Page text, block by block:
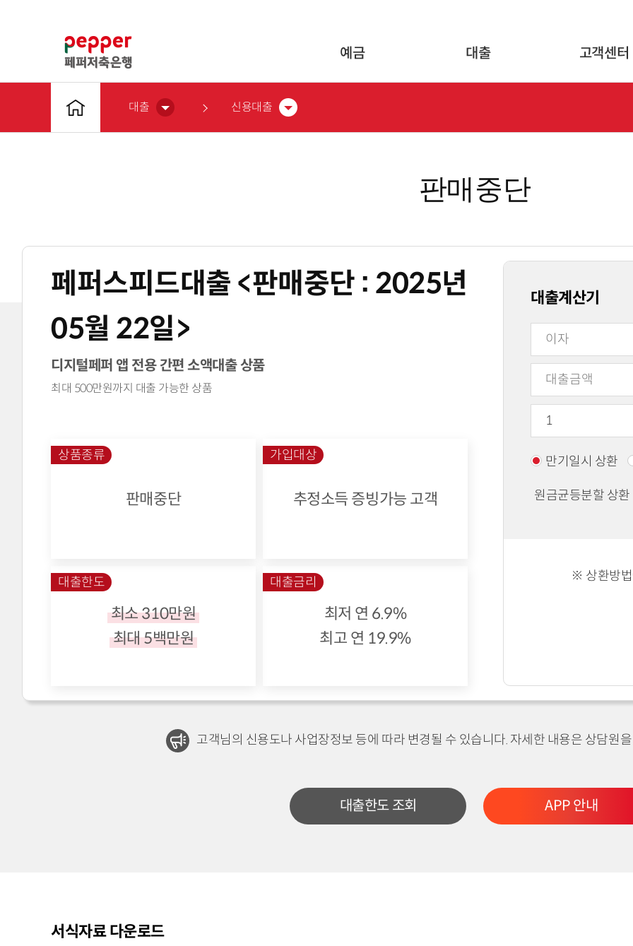
예금 대출 고객센터
대출 신용대출
판매중단
페퍼스피드대출 <판매중단 : 2025년
05월 22일>
디지털페퍼 앱 전용 간편 소액대출 상품
최대 500만원까지 대출 가능한 상품
상품종류
판매중단
가입대상
추정소득 증빙가능 고객
대출한도
최소 310만원
최대 5백만원
대출금리
최저 연 6.9%
최고 연 19.9%
대출계산기
만기일시 상환
원금균등분할 상환
※ 상환방법
고객님의 신용도나 사업장정보 등에 따라 변경될 수 있습니다. 자세한 내용은 상담원
대출한도 조회 APP 안내
서식자료 다운로드